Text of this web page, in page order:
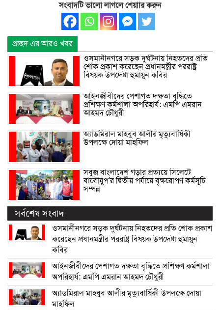
সংবাদটি ভালো লাগলে শেয়াার করুন
প্রচ্ছদ এর আরও খবর
ওসমানীনগরে সড়ক দুর্ঘটনায় নিহতদের প্রতি
শোক প্রকাশ করেছেন প্রধানমন্ত্রীর পররাষ্ট্র
বিষয়ক উপদেষ্টা হুমায়ুন কবির
আইনজীবীদের পেশাগত দক্ষতা বৃদ্ধিতে
প্রশিক্ষণ কর্মশালা অপরিহার্য: এমপি এমরান
আহমদ চৌধুরী
অ্যাডমিরাল মাহবুব আলীর মৃত্যুবার্ষিকী
উপলক্ষে দোয়া মাহফিল
সবুজ বাংলাদেশ গড়ার প্রত্যয়ে সিলেটে
বাবৌযুপ’র দ্বিতীয় পর্যায়ে বৃক্ষরোপণ কর্মসূচি
সম্পন্ন
সর্বশেষ সংবাদ
ওসমানীনগরে সড়ক দুর্ঘটনায় নিহতদের প্রতি শোক প্রকাশ
করেছেন প্রধানমন্ত্রীর পররাষ্ট্র বিষয়ক উপদেষ্টা হুমায়ুন
কবির
আইনজীবীদের পেশাগত দক্ষতা বৃদ্ধিতে প্রশিক্ষণ কর্মশালা
অপরিহার্য: এমপি এমরান আহমদ চৌধুরী
অ্যাডমিরাল মাহবুব আলীর মৃত্যুবার্ষিকী উপলক্ষে দোয়া
মাহফিল